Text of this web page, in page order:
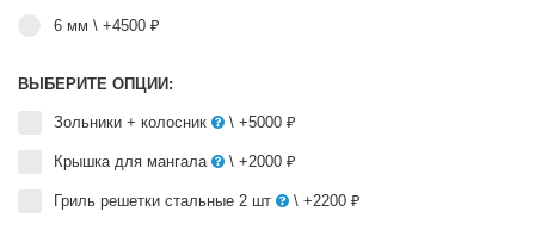
6 мм \ +4500 ₽
ВЫБЕРИТЕ ОПЦИИ:
Зольники + колосник \ +5000 ₽
Крышка для мангала \ +2000 ₽
Гриль решетки стальные 2 шт \ +2200 ₽